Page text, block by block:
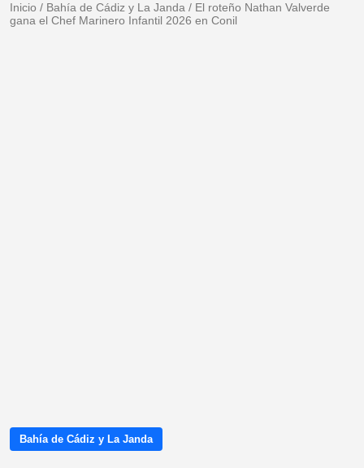
Inicio / Bahía de Cádiz y La Janda / El roteño Nathan Valverde
gana el Chef Marinero Infantil 2026 en Conil
Bahía de Cádiz y La Janda